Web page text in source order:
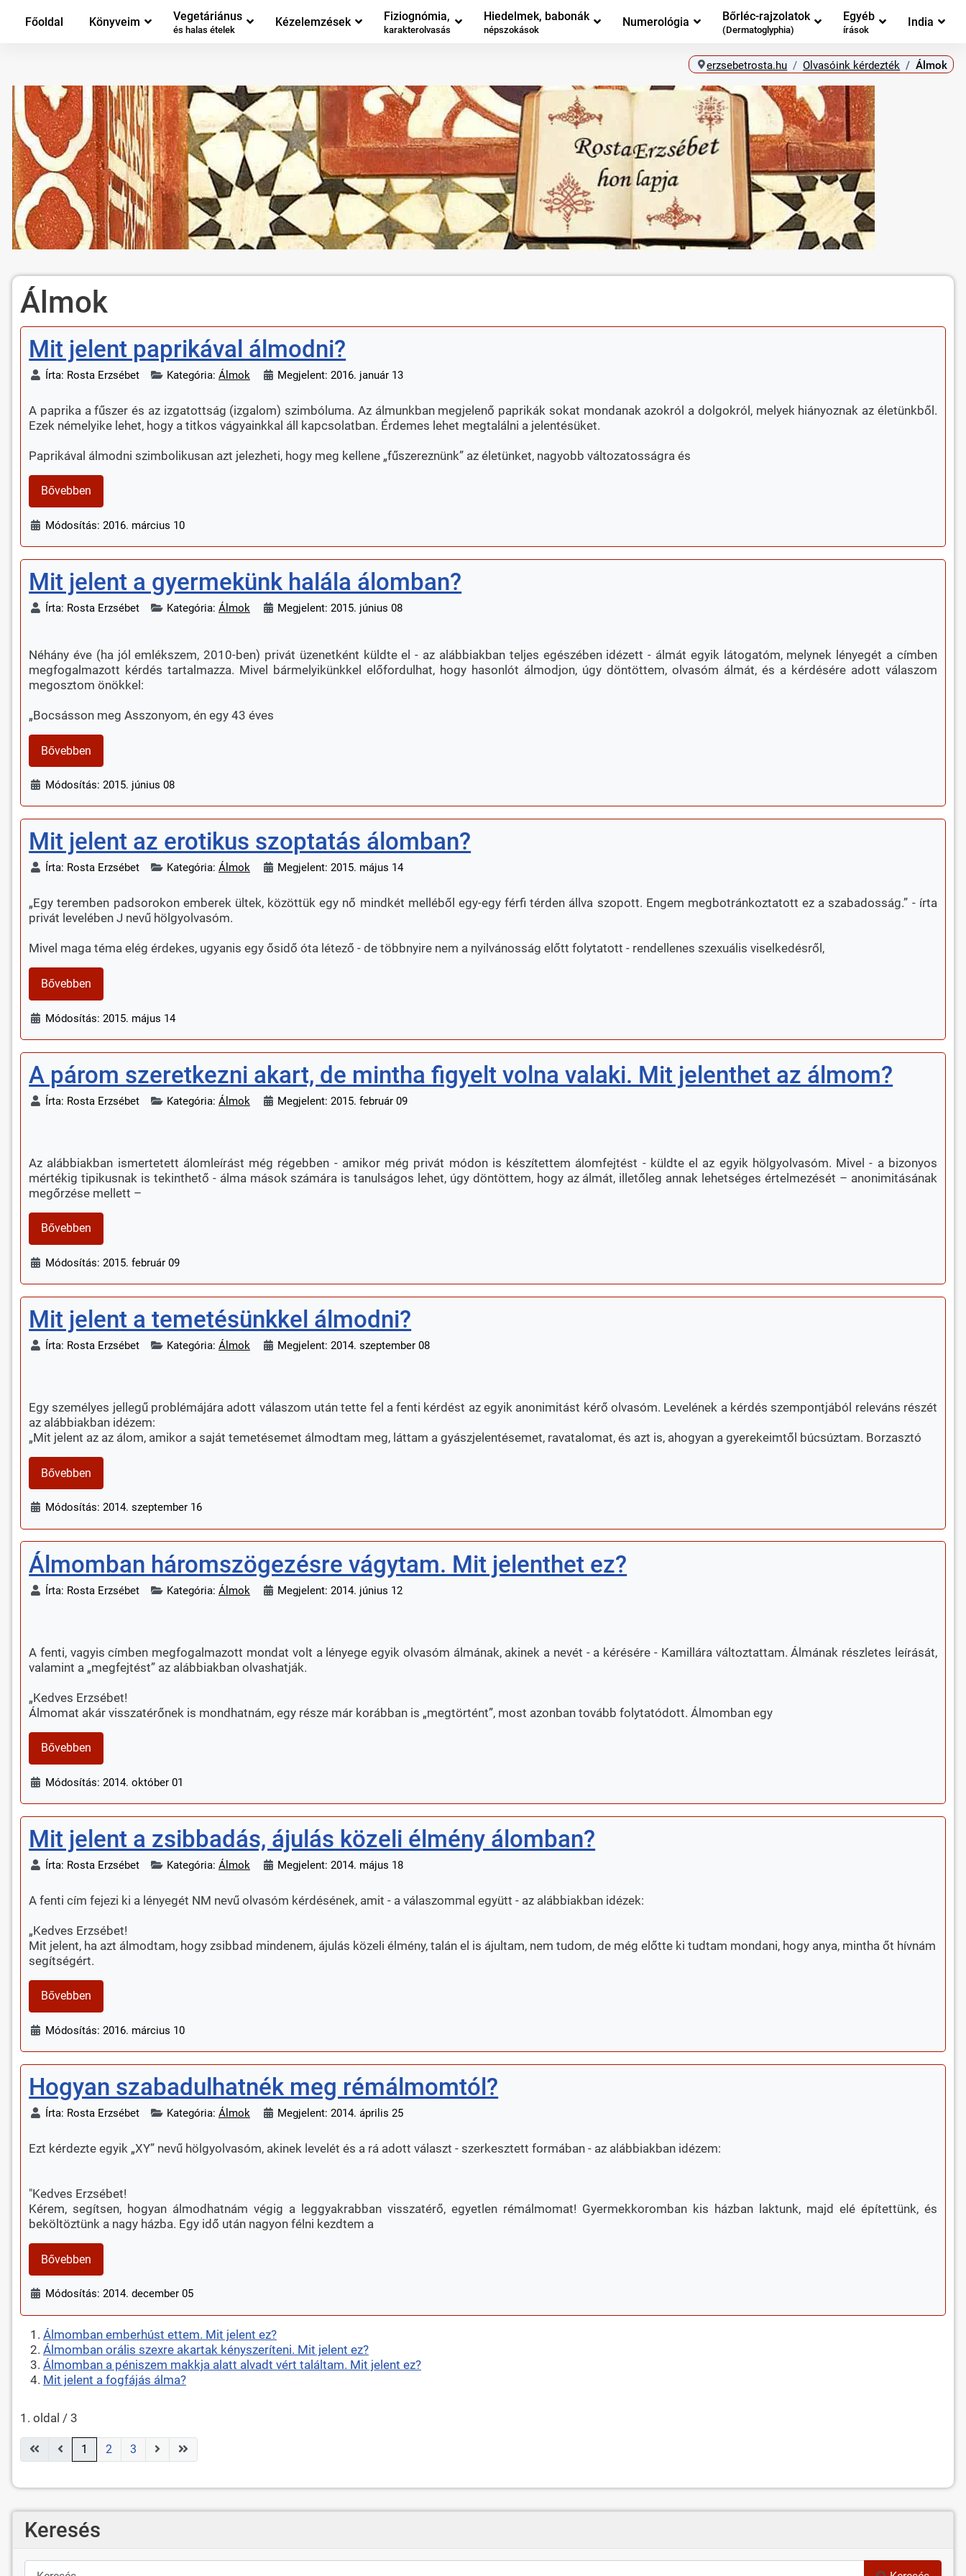
Főoldal Könyveim Vegetáriánus
és halas ételek
Kézelemzések Fiziognómia,
karakterolvasás
Hiedelmek, babonák
népszokások
Numerológia Bőrléc-rajzolatok
(Dermatoglyphia)
Egyéb
írások
India
erzsebetrosta.hu Olvasóink kérdezték Álmok
Álmok
Mit jelent paprikával álmodni?
Írta: Rosta Erzsébet Kategória: Álmok Megjelent: 2016. január 13
A paprika a fűszer és az izgatottság (izgalom) szimbóluma. Az álmunkban megjelenő paprikák sokat mondanak azokról a dolgokról, melyek hiányoznak az életünkből.
Ezek némelyike lehet, hogy a titkos vágyainkkal áll kapcsolatban. Érdemes lehet megtalálni a jelentésüket.
Paprikával álmodni szimbolikusan azt jelezheti, hogy meg kellene „fűszereznünk” az életünket, nagyobb változatosságra és
Bővebben
Módosítás: 2016. március 10
Mit jelent a gyermekünk halála álomban?
Írta: Rosta Erzsébet Kategória: Álmok Megjelent: 2015. június 08
Néhány éve (ha jól emlékszem, 2010-ben) privát üzenetként küldte el - az alábbiakban teljes egészében idézett - álmát egyik látogatóm, melynek lényegét a címben
megfogalmazott kérdés tartalmazza. Mivel bármelyikünkkel előfordulhat, hogy hasonlót álmodjon, úgy döntöttem, olvasóm álmát, és a kérdésére adott válaszom
megosztom önökkel:
„Bocsásson meg Asszonyom, én egy 43 éves
Bővebben
Módosítás: 2015. június 08
Mit jelent az erotikus szoptatás álomban?
Írta: Rosta Erzsébet Kategória: Álmok Megjelent: 2015. május 14
„Egy teremben padsorokon emberek ültek, közöttük egy nő mindkét melléből egy-egy férfi térden állva szopott. Engem megbotránkoztatott ez a szabadosság.” - írta
privát levelében J nevű hölgyolvasóm.
Mivel maga téma elég érdekes, ugyanis egy ősidő óta létező - de többnyire nem a nyilvánosság előtt folytatott - rendellenes szexuális viselkedésről,
Bővebben
Módosítás: 2015. május 14
A párom szeretkezni akart, de mintha figyelt volna valaki. Mit jelenthet az álmom?
Írta: Rosta Erzsébet Kategória: Álmok Megjelent: 2015. február 09
Az alábbiakban ismertetett álomleírást még régebben - amikor még privát módon is készítettem álomfejtést - küldte el az egyik hölgyolvasóm. Mivel - a bizonyos
mértékig tipikusnak is tekinthető - álma mások számára is tanulságos lehet, úgy döntöttem, hogy az álmát, illetőleg annak lehetséges értelmezését – anonimitásának
megőrzése mellett –
Bővebben
Módosítás: 2015. február 09
Mit jelent a temetésünkkel álmodni?
Írta: Rosta Erzsébet Kategória: Álmok Megjelent: 2014. szeptember 08
Egy személyes jellegű problémájára adott válaszom után tette fel a fenti kérdést az egyik anonimitást kérő olvasóm. Levelének a kérdés szempontjából releváns részét
az alábbiakban idézem:
„Mit jelent az az álom, amikor a saját temetésemet álmodtam meg, láttam a gyászjelentésemet, ravatalomat, és azt is, ahogyan a gyerekeimtől búcsúztam. Borzasztó
Bővebben
Módosítás: 2014. szeptember 16
Álmomban háromszögezésre vágytam. Mit jelenthet ez?
Írta: Rosta Erzsébet Kategória: Álmok Megjelent: 2014. június 12
A fenti, vagyis címben megfogalmazott mondat volt a lényege egyik olvasóm álmának, akinek a nevét - a kérésére - Kamillára változtattam. Álmának részletes leírását,
valamint a „megfejtést” az alábbiakban olvashatják.
„Kedves Erzsébet!
Álmomat akár visszatérőnek is mondhatnám, egy része már korábban is „megtörtént”, most azonban tovább folytatódott. Álmomban egy
Bővebben
Módosítás: 2014. október 01
Mit jelent a zsibbadás, ájulás közeli élmény álomban?
Írta: Rosta Erzsébet Kategória: Álmok Megjelent: 2014. május 18
A fenti cím fejezi ki a lényegét NM nevű olvasóm kérdésének, amit - a válaszommal együtt - az alábbiakban idézek:
„Kedves Erzsébet!
Mit jelent, ha azt álmodtam, hogy zsibbad mindenem, ájulás közeli élmény, talán el is ájultam, nem tudom, de még előtte ki tudtam mondani, hogy anya, mintha őt hívnám
segítségért.
Bővebben
Módosítás: 2016. március 10
Hogyan szabadulhatnék meg rémálmomtól?
Írta: Rosta Erzsébet Kategória: Álmok Megjelent: 2014. április 25
Ezt kérdezte egyik „XY” nevű hölgyolvasóm, akinek levelét és a rá adott választ - szerkesztett formában - az alábbiakban idézem:
"Kedves Erzsébet!
Kérem, segítsen, hogyan álmodhatnám végig a leggyakrabban visszatérő, egyetlen rémálmomat! Gyermekkoromban kis házban laktunk, majd elé építettünk, és
beköltöztünk a nagy házba. Egy idő után nagyon félni kezdtem a
Bővebben
Módosítás: 2014. december 05
Álmomban emberhúst ettem. Mit jelent ez?
Álmomban orális szexre akartak kényszeríteni. Mit jelent ez?
Álmomban a péniszem makkja alatt alvadt vért találtam. Mit jelent ez?
Mit jelent a fogfájás álma?
1. oldal / 3
1 2 3
Keresés
Keresés